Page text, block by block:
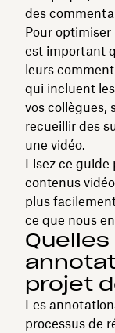
des
Pour
est important
leurs
qui incluent
vos collègues,
recueillir des
une vidéo.
Lisez ce guide
contenus
plus
ce que nous
projet
Les
processus de